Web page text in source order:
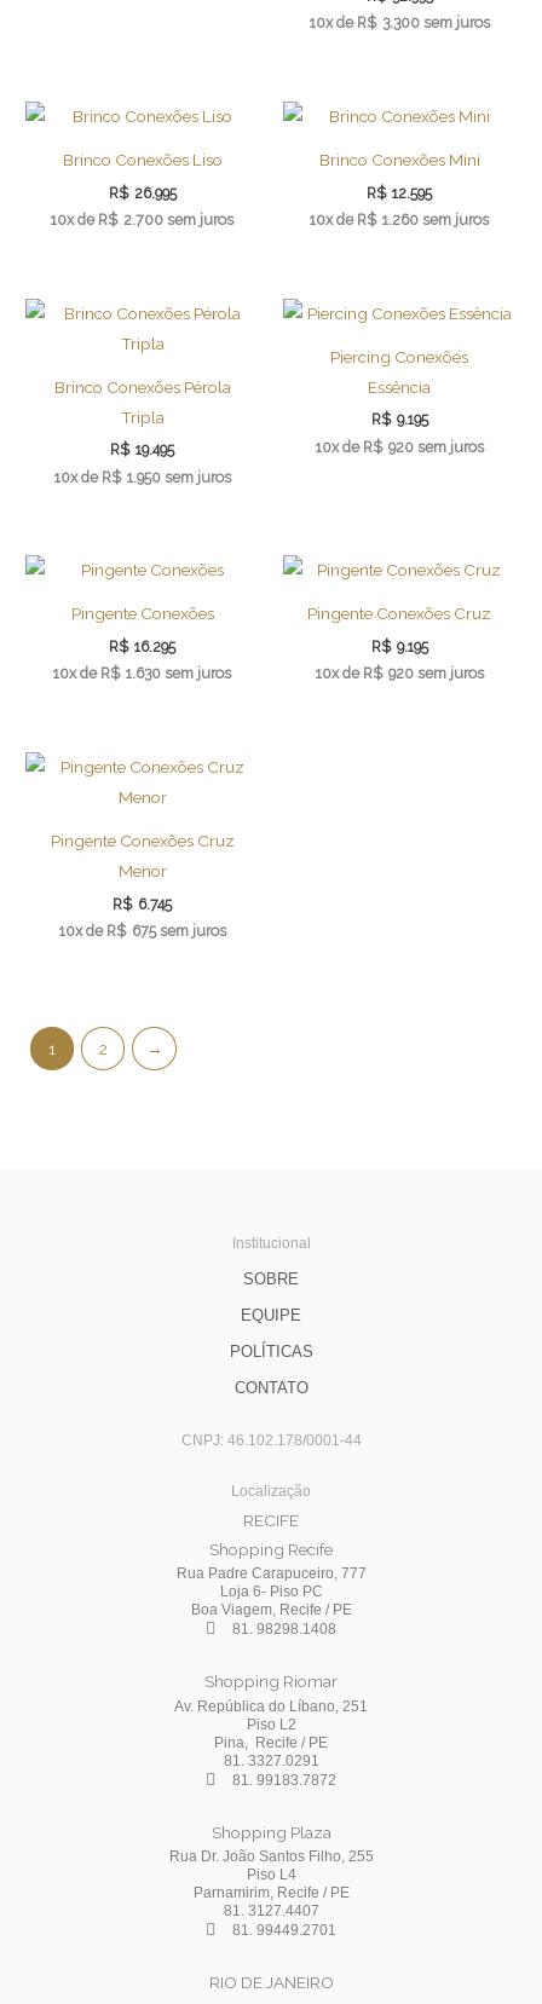
10x de R$ 3.300 sem juros
Brinco Conexões Liso
R$ 26.995
10x de R$ 2.700 sem juros
Brinco Conexões Mini
R$ 12.595
10x de R$ 1.260 sem juros
Brinco Conexões Pérola
Tripla
R$ 19.495
10x de R$ 1.950 sem juros
Piercing Conexões
Essência
R$ 9.195
10x de R$ 920 sem juros
Pingente Conexões
R$ 16.295
10x de R$ 1.630 sem juros
Pingente Conexões Cruz
R$ 9.195
10x de R$ 920 sem juros
Pingente Conexões Cruz
Menor
R$ 6.745
10x de R$ 675 sem juros
1 2 →
Institucional
SOBRE
EQUIPE
POLÍTICAS
CONTATO
CNPJ: 46.102.178/0001-44
Localização
RECIFE
Shopping Recife
Rua Padre Carapuceiro, 777
Loja 6- Piso PC
Boa Viagem, Recife / PE
81. 98298.1408
Shopping Riomar
Av. República do Líbano, 251
Piso L2
Pina, Recife / PE
81. 3327.0291
81. 99183.7872
Shopping Plaza
Rua Dr. João Santos Filho, 255
Piso L4
Parnamirim, Recife / PE
81. 3127.4407
81. 99449.2701
RIO DE JANEIRO